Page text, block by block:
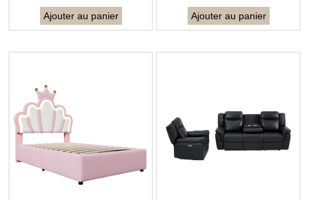
Ajouter au panier Ajouter au panier